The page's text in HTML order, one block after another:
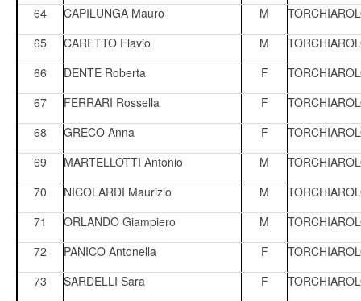
64 CAPILUNGA Mauro M
65
CARETTO Flavio M
66
DENTE Roberta F
67
FERRARI Rossella F
68
GRECO Anna F
69
MARTELLOTTI Antonio M
70
NICOLARDI Maurizio M
71
ORLANDO Giampiero M
72
PANICO Antonella F
73
SARDELLI Sara F